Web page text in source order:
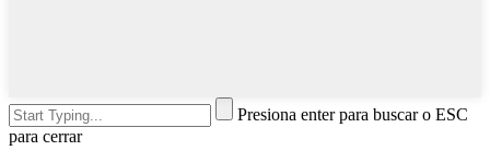
Presiona enter para buscar o ESC
para cerrar